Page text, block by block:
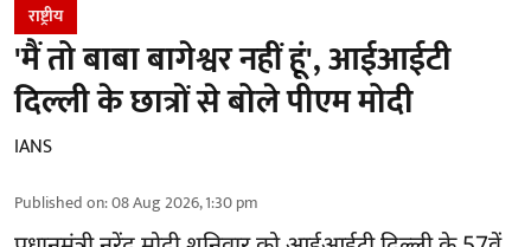
राष्ट्रीय
'मैं तो बाबा बागेश्वर नहीं हूं', आईआईटी
दिल्ली के छात्रों से बोले पीएम मोदी
IANS
Published on:08 Aug 2026, 1:30 pm